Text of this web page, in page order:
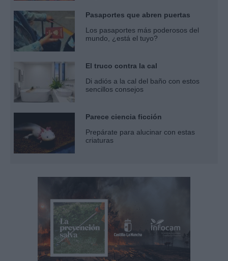
Pasaportes que abren puertas
Los pasaportes más poderosos del
mundo, ¿está el tuyo?
El truco contra la cal
Di adiós a la cal del baño con estos
sencillos consejos
Parece ciencia ficción
Prepárate para alucinar con estas
criaturas